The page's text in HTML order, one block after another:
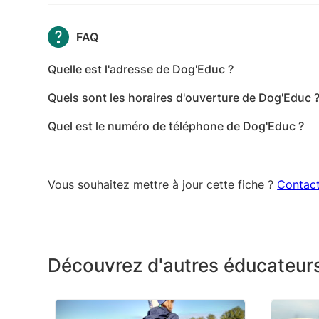
FAQ
Quelle est l'adresse de Dog'Educ ?
Quels sont les horaires d'ouverture de Dog'Educ ?
mercredi: 08:00-19:00 - jeudi: 08:00-19:00 -
Quel est le numéro de téléphone de Dog'Educ ?
Vous souhaitez mettre à jour cette fiche ?
Découvrez d'autres